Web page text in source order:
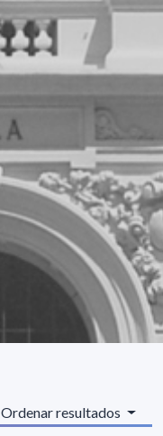
Ordenar resultados